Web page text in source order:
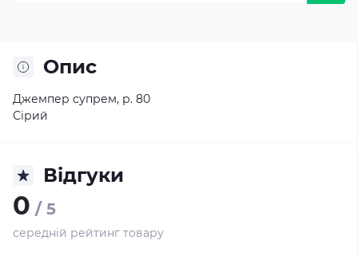
Опис
Джемпер супрем, р. 80
Сірий
Відгуки
0 / 5
середній рейтинг товару